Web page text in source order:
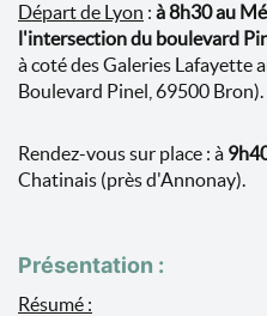
Départ de Lyon : à 8h30 au
l'intersection du boulevard
à coté des Galeries Lafayette
Boulevard Pinel, 69500 Bron).
Rendez-vous sur place : à
Chatinais (près d'Annonay).
Présentation :
Résumé :